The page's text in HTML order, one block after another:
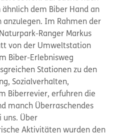
dem Biber Hand an
anzulegen. Im Rahmen der
Ranger Markus
von der Umweltstation
Biber-Erlebnisweg
Stationen zu den
Sozialverhalten,
Biberrevier, erfuhren die
manch Überraschendes
uns. Über
Aktivitäten wurden den